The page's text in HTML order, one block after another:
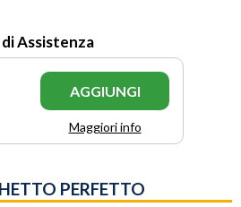
Assistenza
AGGIUNGI
Maggiori info
PERFETTO